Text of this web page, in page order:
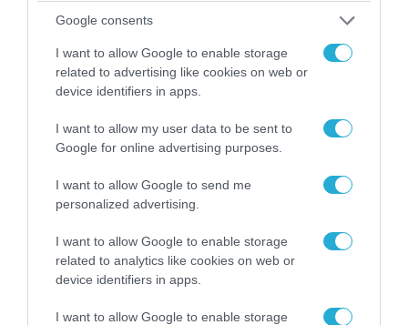
Google consents
I want to allow Google to enable storage
related to advertising like cookies on web or
device identifiers in apps.
I want to allow my user data to be sent to
Google for online advertising purposes.
I want to allow Google to send me
personalized advertising.
I want to allow Google to enable storage
related to analytics like cookies on web or
device identifiers in apps.
I want to allow Google to enable storage
08.08.2026 | 09:02
«Η απόλυτη τραγωδία»: Η «αιχμηρή» ανάρτηση
του Αρκά για τα τατουάζ (φωτο)